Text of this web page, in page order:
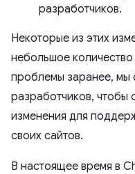
разработчиков.
Некоторые из этих
небольшое количество
проблемы заранее, мы
разработчиков, чтобы
изменения для
своих сайтов.
В настоящее время в